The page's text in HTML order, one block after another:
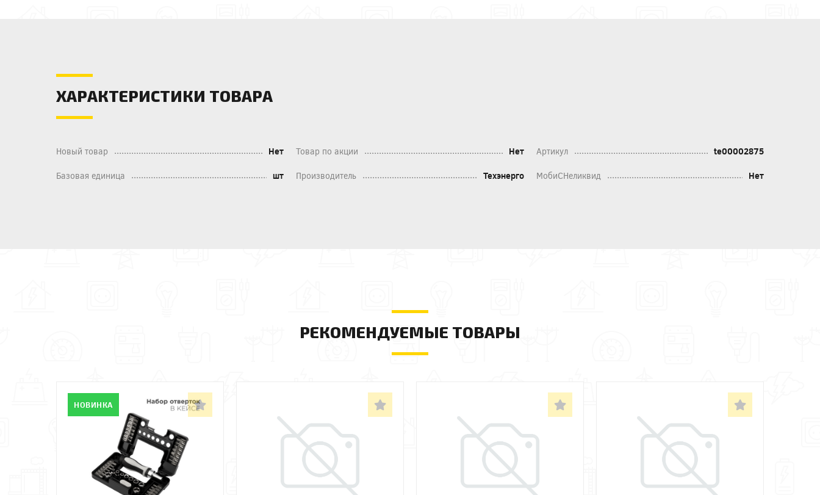
ХАРАКТЕРИСТИКИ ТОВАРА
Новый товар Нет Товар по акции Нет Артикул te00002875
Базовая единица шт Производитель Техэнерго МобиСНеликвид Нет
РЕКОМЕНДУЕМЫЕ ТОВАРЫ
НОВИНКА